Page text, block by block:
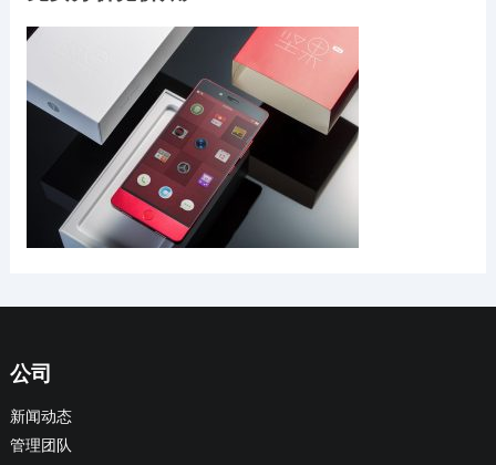
公司
新闻动态
管理团队